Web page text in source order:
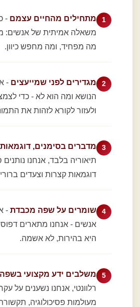
מתחילים מהחיים עצמם -
משאלה אמיתית של אנשים:
מה מפחיד, ומה מחפש כיוון.
מגדירים לפני שמייעצים -
הנושא ומה הוא לא - כדי
ולעזור לקורא לזהות את
מדברים בסימנים,
תיאוריה בלבד, אנחנו
דוגמאות קצרות וצעדים
שומרים על שפה מכבדת -
אנשים - אנחנו מתארים
היא בהירות, לא אשמה.
משלבים ידע מקצועי
רלוונטי, אנחנו נשענים על
מעולמות פסיכולוגיה,